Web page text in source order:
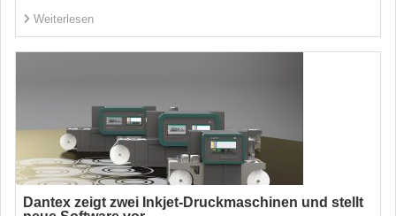
Weiterlesen
Dantex zeigt zwei Inkjet-Druckmaschinen und stellt